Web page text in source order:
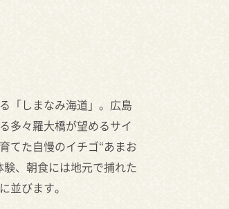
「しまなみ海道」。広島
多々羅大橋が望めるサイ
てた自慢のイチゴ“あまお
、朝食には地元で捕れた
並びます。